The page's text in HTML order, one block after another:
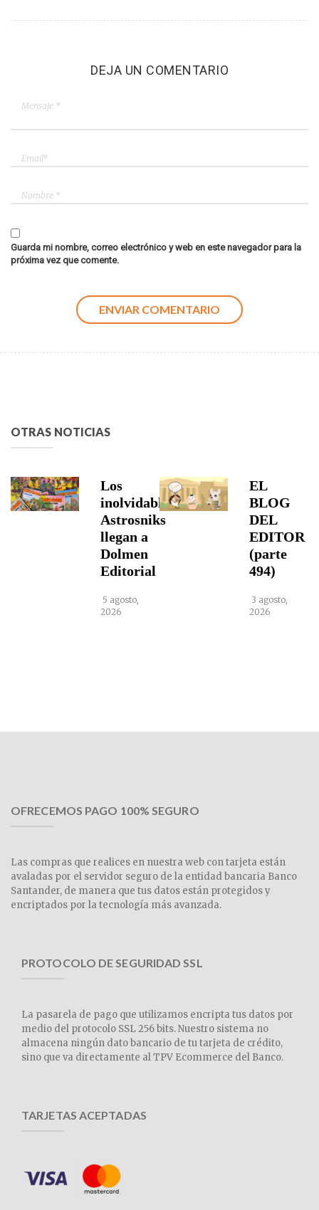
DEJA UN COMENTARIO
Guarda mi nombre, correo electrónico y web en este navegador para la
próxima vez que comente.
OTRAS NOTICIAS
Los
inolvidables
Astrosniks
llegan a
Dolmen
Editorial
5 agosto,
2026
EL
BLOG
DEL
EDITOR
(parte
494)
3 agosto,
2026
OFRECEMOS PAGO 100% SEGURO
Las compras que realices en nuestra web con tarjeta están
avaladas por el servidor seguro de la entidad bancaria Banco
Santander, de manera que tus datos están protegidos y
encriptados por la tecnología más avanzada.
PROTOCOLO DE SEGURIDAD SSL
La pasarela de pago que utilizamos encripta tus datos por
medio del protocolo SSL 256 bits. Nuestro sistema no
almacena ningún dato bancario de tu tarjeta de crédito,
sino que va directamente al TPV Ecommerce del Banco.
TARJETAS ACEPTADAS